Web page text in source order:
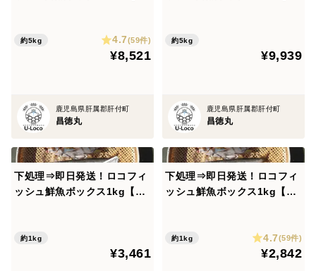
約5kg 4.7(59件)
¥8,521
鹿児島県肝属郡肝付町
昌徳丸
約5kg
¥9,939
鹿児島県肝属郡肝付町
昌徳丸
下処理⇒即日発送！ロコフィ
ッシュ鮮魚ボックス1kg【発
約1kg
¥3,461
下処理⇒即日発送！ロコフィ
ッシュ鮮魚ボックス1kg【エ
約1kg 4.7(59件)
¥2,842